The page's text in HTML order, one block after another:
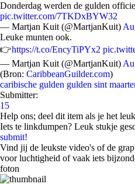
Donderdag werden de gulden
pic.twitter.com/7TKDxBYW32
— Martjan Kuit (@MartjanKuit)
Leuke munten ook.
👉https://t.co/EncyTiPYx2
— Martjan Kuit (@MartjanKuit)
(Bron: CaribbeanGuilder.com)
caribische gulden gulden sint
Submitter:
15
Help ons; deel dit item als je het
Iets te linkdumpen? Leuk stukje
submit!
Vind jij de leukste video's of de
voor luchtigheid of vaak iets
foton